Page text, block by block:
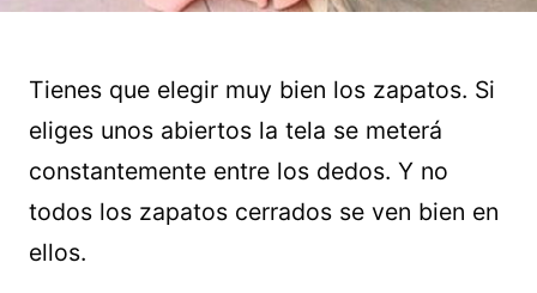
Tienes que elegir muy bien los zapatos. Si
eliges unos abiertos la tela se meterá
constantemente entre los dedos. Y no
todos los zapatos cerrados se ven bien en
ellos.